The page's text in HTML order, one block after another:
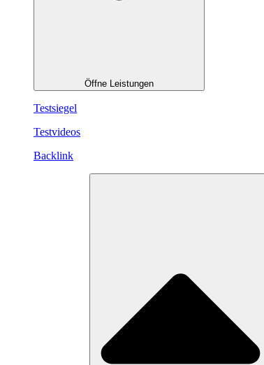
Öffne Leistungen
Testsiegel
Testvideos
Backlink